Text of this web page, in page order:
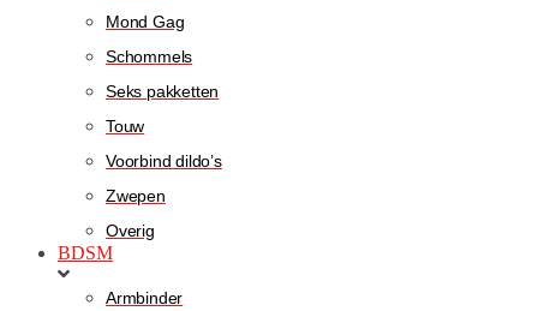
Mond Gag
Schommels
Seks pakketten
Touw
Voorbind dildo’s
Zwepen
Overig
BDSM
Armbinder